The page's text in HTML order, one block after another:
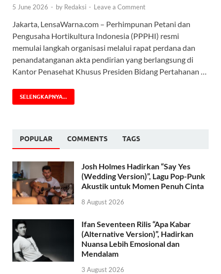
5 June 2026 - by Redaksi - Leave a Comment
Jakarta, LensaWarna.com – Perhimpunan Petani dan
Pengusaha Hortikultura Indonesia (PPPHI) resmi
memulai langkah organisasi melalui rapat perdana dan
penandatanganan akta pendirian yang berlangsung di
Kantor Penasehat Khusus Presiden Bidang Pertahanan …
SELENGKAPNYA...
POPULAR COMMENTS TAGS
Josh Holmes Hadirkan “Say Yes
(Wedding Version)”, Lagu Pop-Punk
Akustik untuk Momen Penuh Cinta
8 August 2026
Ifan Seventeen Rilis “Apa Kabar
(Alternative Version)”, Hadirkan
Nuansa Lebih Emosional dan
Mendalam
3 August 2026